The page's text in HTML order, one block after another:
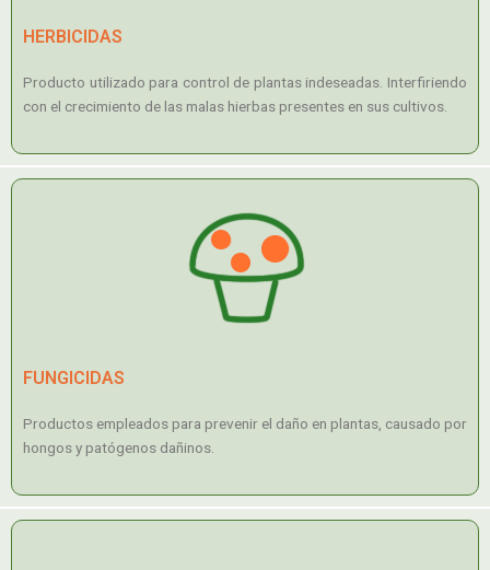
HERBICIDAS
Producto utilizado para control de plantas indeseadas. Interfiriendo
con el crecimiento de las malas hierbas presentes en sus cultivos.
FUNGICIDAS
Productos empleados para prevenir el daño en plantas, causado por
hongos y patógenos dañinos.